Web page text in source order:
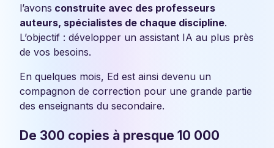
l’avons construite avec des professeurs
auteurs, spécialistes de chaque discipline.
L’objectif : développer un assistant IA au plus près
de vos besoins.
En quelques mois, Ed est ainsi devenu un
compagnon de correction pour une grande partie
des enseignants du secondaire.
De 300 copies à presque 10 000